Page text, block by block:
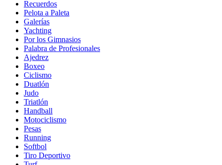
Recuerdos
Pelota a Paleta
Galerías
Yachting
Por los Gimnasios
Palabra de Profesionales
Ajedrez
Boxeo
Ciclismo
Duatlón
Judo
Triatlón
Handball
Motociclismo
Pesas
Running
Softbol
Tiro Deportivo